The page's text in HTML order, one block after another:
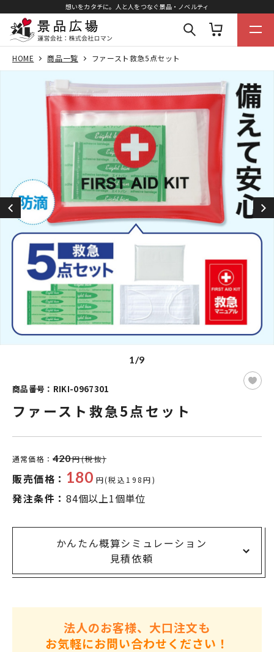
想いをカタチに。人と人をつなぐ景品・ノベルティ
HOME 商品一覧 ファースト救急5点セット
1/9
商品番号：RIKI-0967301
ファースト救急5点セット
通常価格： 420円(税抜)
販売価格： 180 円(税込198円)
発注条件： 84個以上1個単位
かんたん概算シミュレーション
見積依頼
法人のお客様、大口注文も
お気軽にお問い合わせください！